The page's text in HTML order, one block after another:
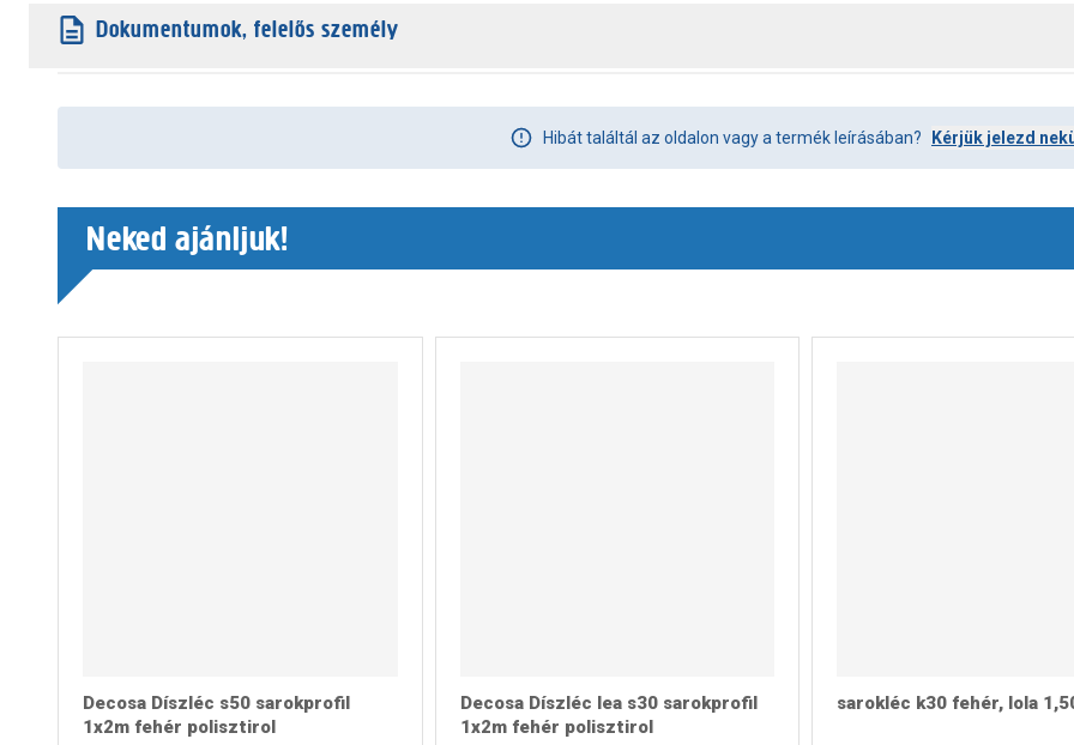
Dokumentumok, felelős személy
Hibát találtál az oldalon vagy a termék leírásában? Kérjük jelezd
Neked ajánljuk!
Decosa Díszléc s50 sarokprofil
1x2m fehér polisztirol
Decosa Díszléc lea s30 sarokprofil
1x2m fehér polisztirol
sarokléc k30 fehér, lola